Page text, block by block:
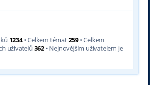
1234• Celkem témat259• Celkem
uživatelů 362• Nejnovějším uživatelem je